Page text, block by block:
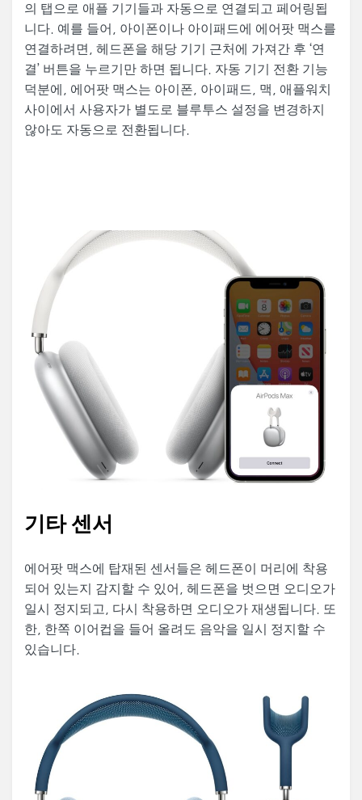
의 탭으로 애플 기기들과 자동으로 연결되고 페어링됩
니다. 예를 들어, 아이폰이나 아이패드에 에어팟 맥스를
연결하려면, 헤드폰을 해당 기기 근처에 가져간 후 ‘연
결’ 버튼을 누르기만 하면 됩니다. 자동 기기 전환 기능
덕분에, 에어팟 맥스는 아이폰, 아이패드, 맥, 애플워치
사이에서 사용자가 별도로 블루투스 설정을 변경하지
않아도 자동으로 전환됩니다.
기타 센서
에어팟 맥스에 탑재된 센서들은 헤드폰이 머리에 착용
되어 있는지 감지할 수 있어, 헤드폰을 벗으면 오디오가
일시 정지되고, 다시 착용하면 오디오가 재생됩니다. 또
한, 한쪽 이어컵을 들어 올려도 음악을 일시 정지할 수
있습니다.